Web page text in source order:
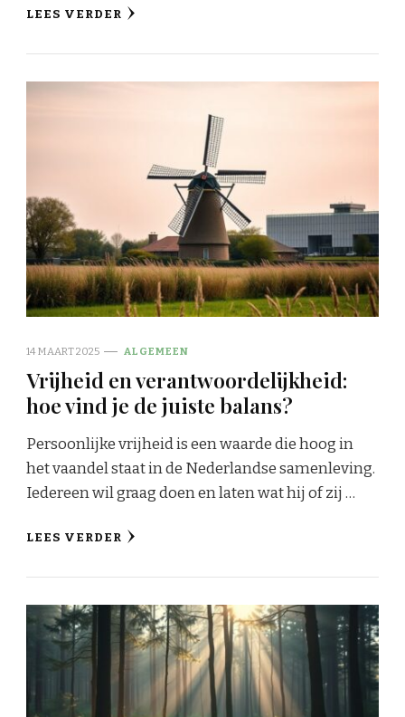
LEES VERDER
14 MAART 2025 ALGEMEEN
Vrijheid en verantwoordelijkheid:
hoe vind je de juiste balans?
Persoonlijke vrijheid is een waarde die hoog in
het vaandel staat in de Nederlandse samenleving.
Iedereen wil graag doen en laten wat hij of zij …
LEES VERDER